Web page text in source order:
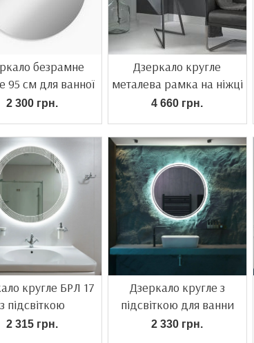
безрамне
95 см для ванної
2 300 грн.
Дзеркало кругле
металева рамка на ніжці
4 660 грн.
кругле БРЛ 17
з підсвіткою
2 315 грн.
Дзеркало кругле з
підсвіткою для ванни
2 330 грн.